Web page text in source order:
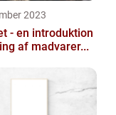
2023
- en introduktion
af madvarer...